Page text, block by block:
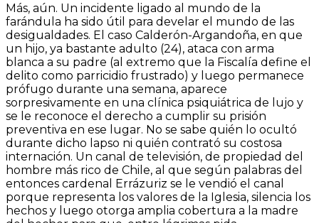
Más, aún. Un incidente ligado al mundo de la
farándula ha sido útil para develar el mundo de las
desigualdades. El caso Calderón-Argandoña, en que
un hijo, ya bastante adulto (24), ataca con arma
blanca a su padre (al extremo que la Fiscalía define el
delito como parricidio frustrado) y luego permanece
prófugo durante una semana, aparece
sorpresivamente en una clínica psiquiátrica de lujo y
se le reconoce el derecho a cumplir su prisión
preventiva en ese lugar. No se sabe quién lo ocultó
durante dicho lapso ni quién contrató su costosa
internación. Un canal de televisión, de propiedad del
hombre más rico de Chile, al que según palabras del
entonces cardenal Errázuriz se le vendió el canal
porque representa los valores de la Iglesia, silencia los
hechos y luego otorga amplia cobertura a la madre